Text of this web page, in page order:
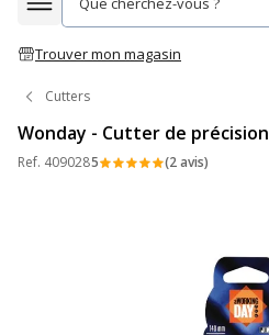
Afficher la navigation
Trouver mon magasin
Cutters
Wonday - Cutter de précision
Ref. 4090285 (2 avis)